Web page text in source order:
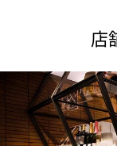
店